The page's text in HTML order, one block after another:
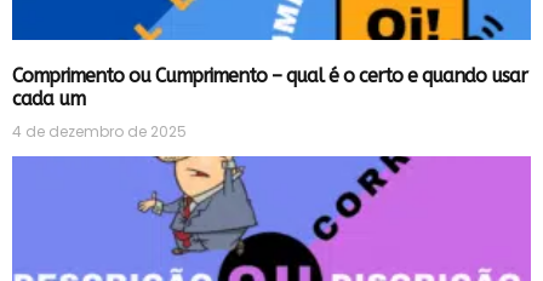
Comprimento ou Cumprimento – qual é o certo e quando usar
cada um
4 de dezembro de 2025